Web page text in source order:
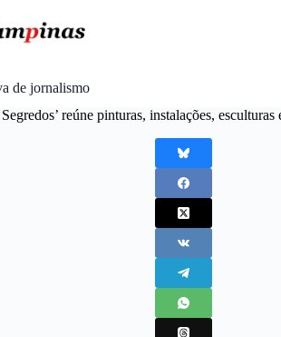
de jornalismo
reúne pinturas, instalações, esculturas